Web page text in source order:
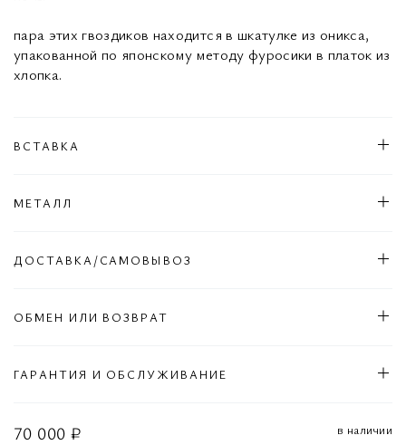
70 000 ₽ в наличии
пара этих гвоздиков находится в шкатулке из оникса,
упакованной по японскому методу фуросики в платок из
хлопка.
ВСТАВКА
МЕТАЛЛ
ДОСТАВКА/САМОВЫВОЗ
ОБМЕН ИЛИ ВОЗВРАТ
ГАРАНТИЯ И ОБСЛУЖИВАНИЕ